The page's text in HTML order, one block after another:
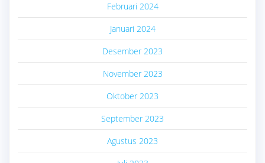
Februari 2024
Januari 2024
Desember 2023
November 2023
Oktober 2023
September 2023
Agustus 2023